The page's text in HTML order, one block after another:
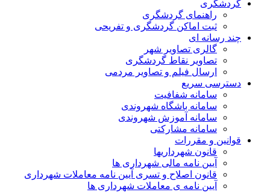
گردشگری
راهنمای گردشگری
ثبت اماکن گردشگری و تفریحی
چند رسانه ای
گالری تصاویر شهر
تصاویر نقاط گردشگری
ارسال فیلم و تصاویر مردمی
دسترسی سریع
سامانه شفافیت
سامانه باشگاه شهروندی
سامانه آموزش شهروندی
سامانه مشارکتی
قوانین و مقررات
قانون شهرداریها
آیین نامه مالی شهرداری ها
قانون اصلاح و تسری آیین نامه معاملات شهرداری
آیین نامه ی معاملات شهرداری ها